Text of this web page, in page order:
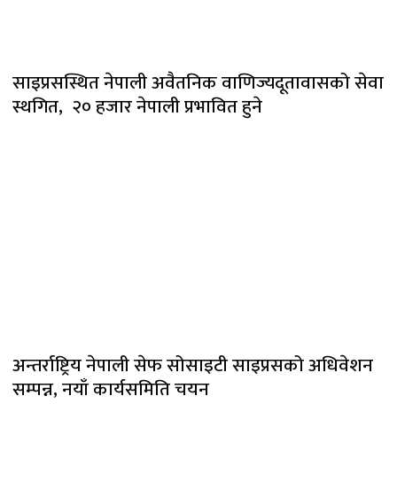
साइप्रसस्थित नेपाली अवैतनिक वाणिज्यदूतावासको सेवा
स्थगित, २० हजार नेपाली प्रभावित हुने
अन्तर्राष्ट्रिय नेपाली सेफ सोसाइटी साइप्रसको अधिवेशन
सम्पन्न, नयाँ कार्यसमिति चयन